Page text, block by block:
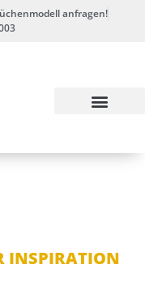
anfragen!
INSPIRATION